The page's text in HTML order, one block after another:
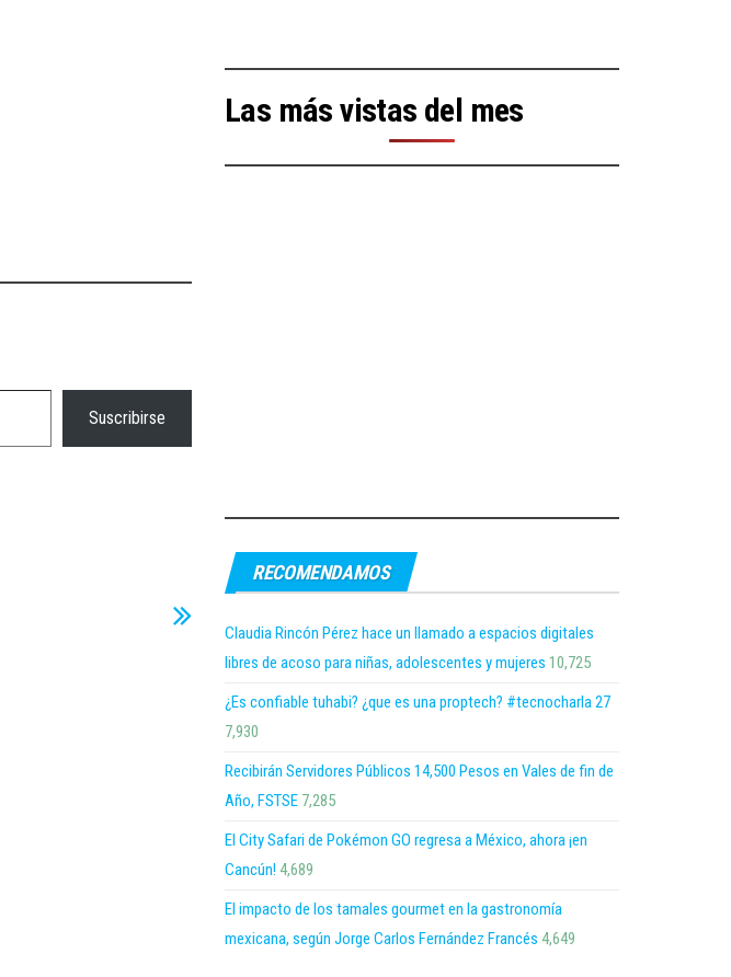
Suscribirse
Las más vistas del mes
RECOMENDAMOS
Claudia Rincón Pérez hace un llamado a espacios digitales
libres de acoso para niñas, adolescentes y mujeres 10,725
¿Es confiable tuhabi? ¿que es una proptech? #tecnocharla 27
7,930
Recibirán Servidores Públicos 14,500 Pesos en Vales de fin de
Año, FSTSE 7,285
El City Safari de Pokémon GO regresa a México, ahora ¡en
Cancún! 4,689
El impacto de los tamales gourmet en la gastronomía
mexicana, según Jorge Carlos Fernández Francés 4,649